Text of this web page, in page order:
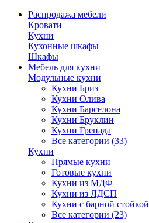
Распродажа мебели
Кровати
Кухни
Кухонные шкафы
Шкафы
Мебель для кухни
Модульные кухни
Кухни Бриз
Кухни Олива
Кухни Барселона
Кухни Бруклин
Кухни Гренада
Все категории (33)
Кухни
Прямые кухни
Готовые кухни
Кухни из МДФ
Кухни из ЛДСП
Кухни с барной стойкой
Все категории (23)